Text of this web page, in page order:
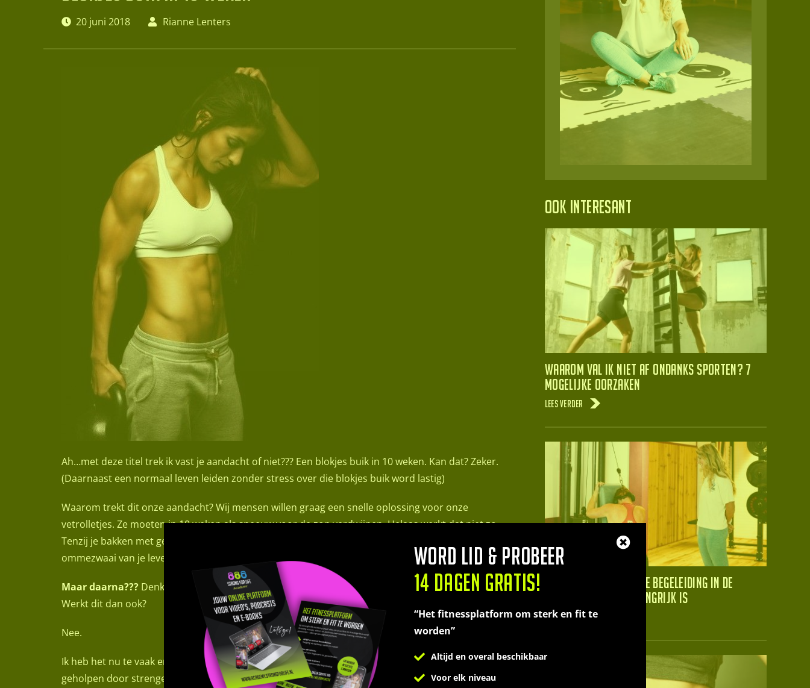
20 juni 2018 Rianne Lenters
Ah…met deze titel trek ik vast je aandacht of niet??? Een blokjes buik in 10 weken. Kan dat? Zeker.
(Daarnaast een normaal leven leiden zonder stress over die blokjes buik word lastig)
Waarom trekt dit onze aandacht? Wij mensen willen graag een snelle oplossing voor onze
vetrolletjes. Ze moeten in 10 weken als sneeuw voor de zon verdwijnen. Helaas werkt dat niet zo.
Tenzij je bakken met geld gaat uitgeven aan een dieet vol met pillen, koolhydraatarm en een totale
ommezwaai van je leven. 10 weken lukt dan vast, maar daarna????
Maar daarna??? Denk is na over de lange termijn. Wij willen graag de korte termijn bevrediging.
Werkt dit dan ook?
Nee.
Ik heb het nu te vaak en teveel gezien. Vrouwen die hun hele stofwisseling naar de knoppen hebben
geholpen door strenge dieten te volgen. Alles of niks gedachten hebben. Aankomen, afvallen,
Ook interesant
Waarom val ik niet af ondanks sporten? 7
mogelijke oorzaken
Lees verder
Waarom persoonlijke begeleiding in de
sportschool zo belangrijk is
Lees verder
Word lid & probeer
14 dagen gratis!
“Het fitnessplatform om sterk en fit te
worden”
Altijd en overal beschikbaar
Voor elk niveau